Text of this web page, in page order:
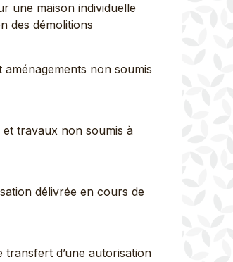
une maison individuelle
des démolitions
non soumis
travaux non soumis à
délivrée en cours de
transfert d’une autorisation